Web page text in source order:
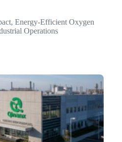
Energy-Efficient Oxygen
Operations